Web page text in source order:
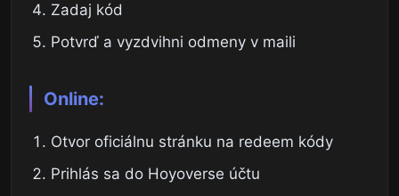
Zadaj kód
Potvrď a vyzdvihni odmeny v maili
Online:
Otvor oficiálnu stránku na redeem kódy
Prihlás sa do Hoyoverse účtu